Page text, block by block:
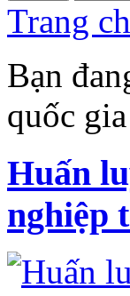
Trang
Bạn
quốc gia
Huấn
nghiệp